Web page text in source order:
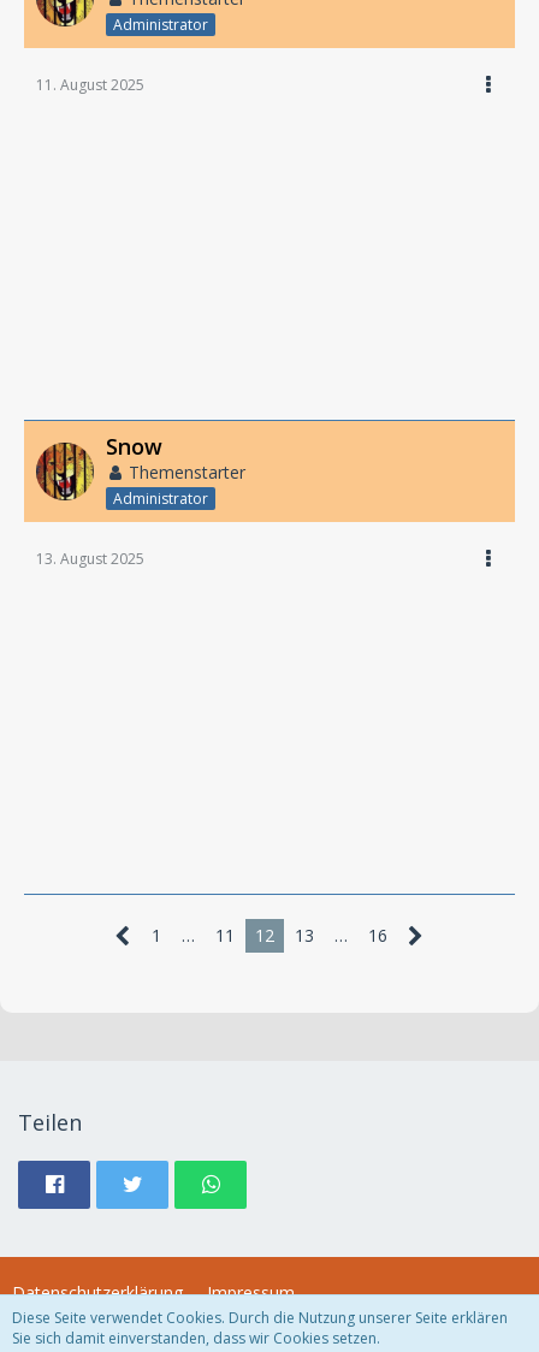
Administrator
11. August 2025
Snow
Themenstarter
Administrator
13. August 2025
1 … 11 12 13 … 16
Teilen
Datenschutzerklärung Impressum
Diese Seite verwendet Cookies. Durch die Nutzung unserer Seite erklären
Sie sich damit einverstanden, dass wir Cookies setzen.